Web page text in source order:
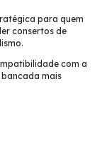
para quem
consertos de
com a
mais